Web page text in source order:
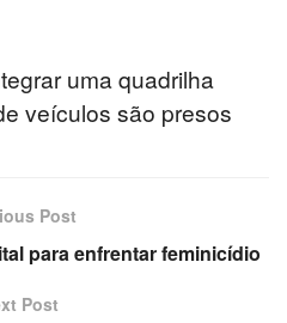
uma quadrilha
veículos são presos
Post
para enfrentar feminicídio
Post